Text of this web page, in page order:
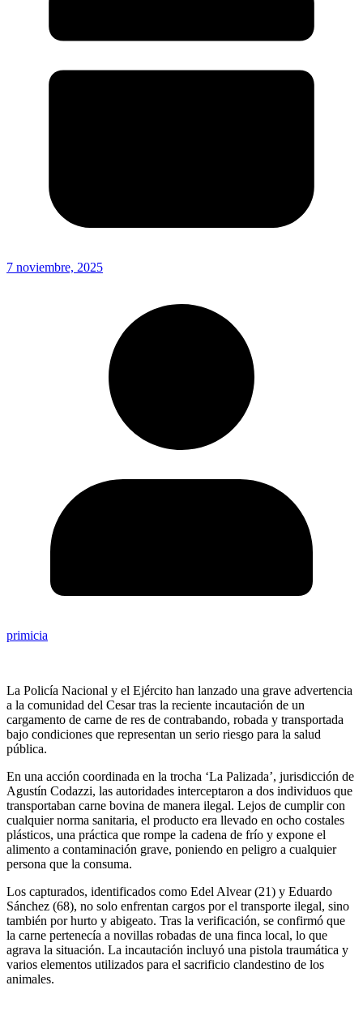
7 noviembre, 2025
primicia
La Policía Nacional y el Ejército han lanzado una grave advertencia
a la comunidad del Cesar tras la reciente incautación de un
cargamento de carne de res de contrabando, robada y transportada
bajo condiciones que representan un serio riesgo para la salud
pública.
En una acción coordinada en la trocha ‘La Palizada’, jurisdicción de
Agustín Codazzi, las autoridades interceptaron a dos individuos que
transportaban carne bovina de manera ilegal. Lejos de cumplir con
cualquier norma sanitaria, el producto era llevado en ocho costales
plásticos, una práctica que rompe la cadena de frío y expone el
alimento a contaminación grave, poniendo en peligro a cualquier
persona que la consuma.
Los capturados, identificados como Edel Alvear (21) y Eduardo
Sánchez (68), no solo enfrentan cargos por el transporte ilegal, sino
también por hurto y abigeato. Tras la verificación, se confirmó que
la carne pertenecía a novillas robadas de una finca local, lo que
agrava la situación. La incautación incluyó una pistola traumática y
varios elementos utilizados para el sacrificio clandestino de los
animales.